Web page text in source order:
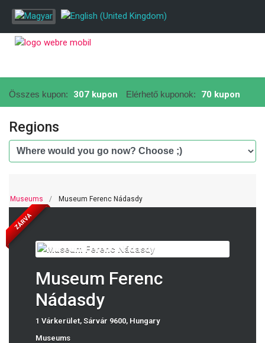
Összes kupon: 307 kupon Elérhető kuponok: 70 kupon
Regions
Museums Museum Ferenc Nádasdy
Museum Ferenc
Nádasdy
1 Várkerület, Sárvár 9600, Hungary
Museums
ZÁRVA